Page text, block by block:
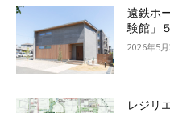
遠鉄ホ
験館」
2026年5
レジリ